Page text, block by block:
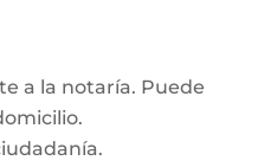
a la notaría. Puede